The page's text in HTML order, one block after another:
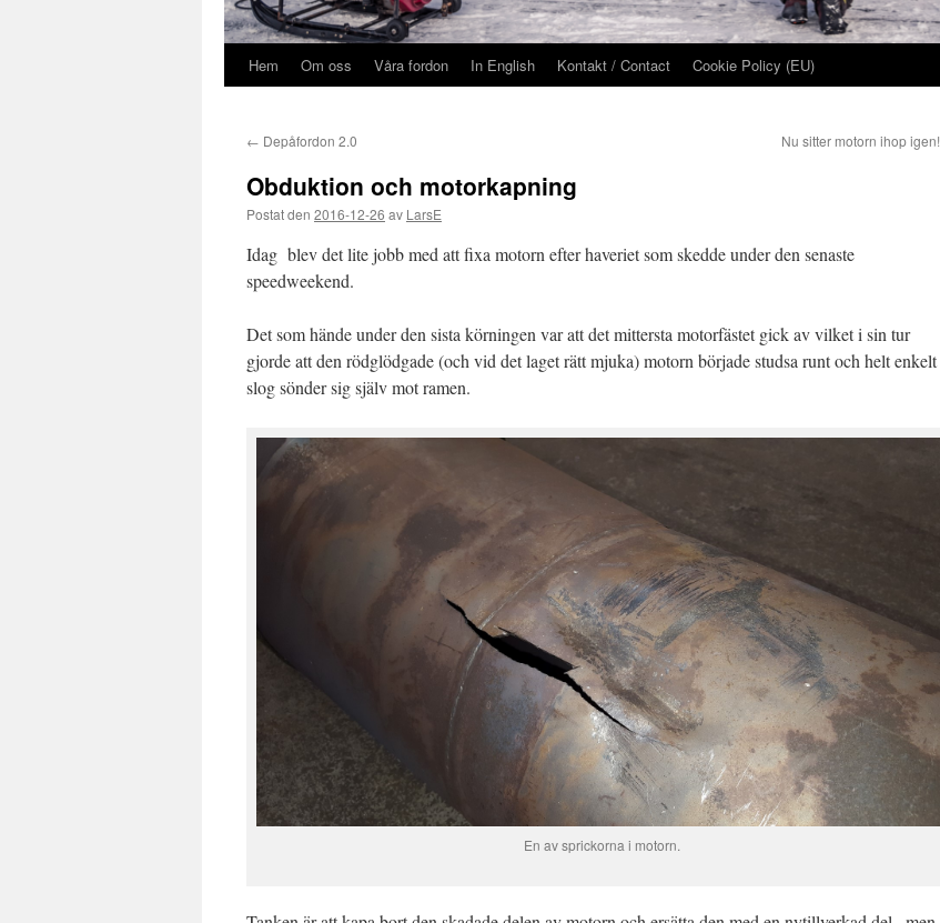
Hem Om oss Våra fordon In English Kontakt / Contact Cookie Policy (EU)
← Depåfordon 2.0 Nu sitter motorn ihop igen!
Obduktion och motorkapning
Postat den 2016-12-26 av LarsE
Idag blev det lite jobb med att fixa motorn efter haveriet som skedde under den senaste
speedweekend.
Det som hände under den sista körningen var att det mittersta motorfästet gick av vilket i sin tur
gjorde att den rödglödgade (och vid det laget rätt mjuka) motorn började studsa runt och helt enkelt
slog sönder sig själv mot ramen.
En av sprickorna i motorn.